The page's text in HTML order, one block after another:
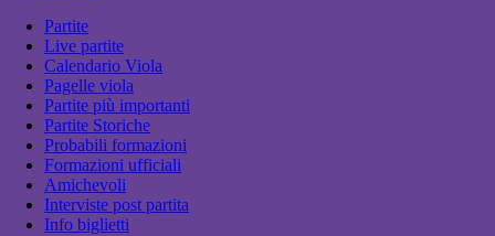
Partite
Live partite
Calendario Viola
Pagelle viola
Partite più importanti
Partite Storiche
Probabili formazioni
Formazioni ufficiali
Amichevoli
Interviste post partita
Info biglietti